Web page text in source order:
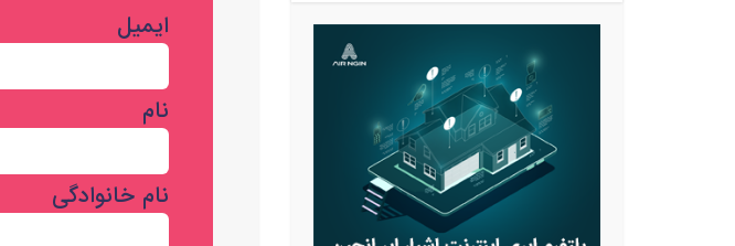
ایمیل
نام
نام خانوادگی